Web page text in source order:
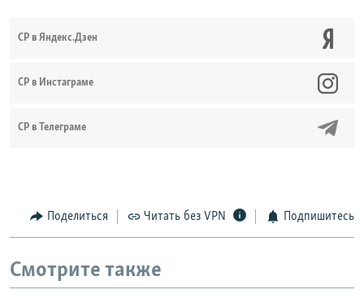
СР в Яндекс.Дзен
CР в Инстаграме
СР в Телеграме
Поделиться Читать без VPN Подпишитесь
Смотрите также